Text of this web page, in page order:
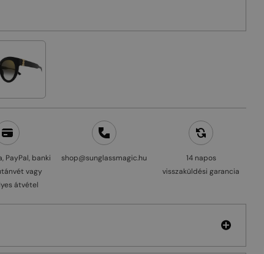
PayPal, banki
vagy
átvétel
shop@sunglassmagic.hu
14 napos
visszaküldési garancia